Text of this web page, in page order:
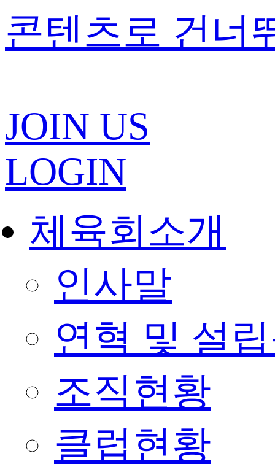
콘텐츠로 건너
JOIN US
LOGIN
체육회소개
인사말
연혁 및 설
조직현황
클럽현황